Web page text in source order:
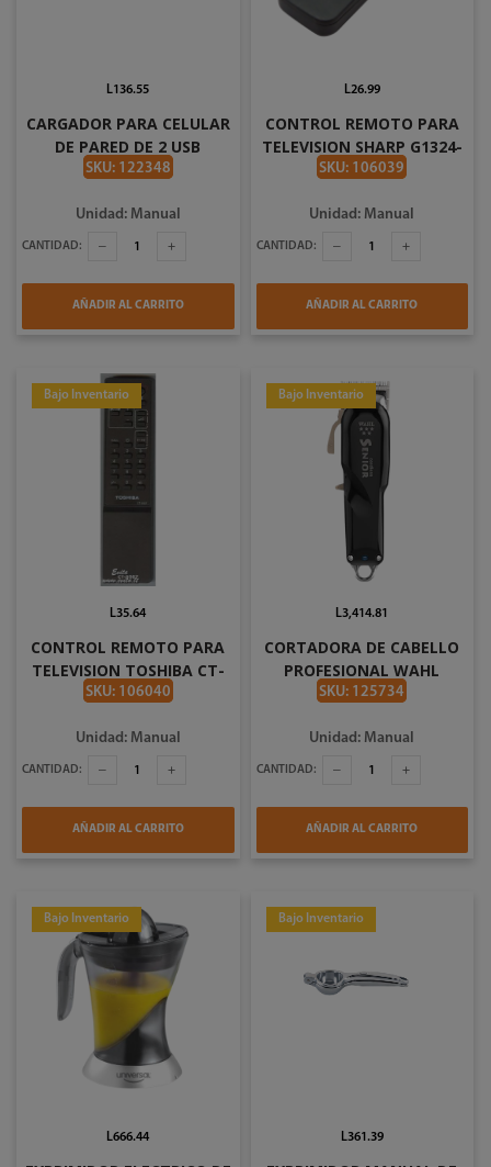
CARGADOR PARA CELULAR
DE PARED DE 2 USB
I2GWAL031
SKU: 122348
L136.55
Unidad: Manual
CANTIDAD:
AÑADIR AL CARRITO
CONTROL REMOTO PARA
TELEVISION SHARP G1324-
SA
SKU: 106039
L26.99
Unidad: Manual
CANTIDAD:
AÑADIR AL CARRITO
Bajo Inventario
CONTROL REMOTO PARA
TELEVISION TOSHIBA CT-
9507
SKU: 106040
L35.64
Unidad: Manual
CANTIDAD:
AÑADIR AL CARRITO
Bajo Inventario
CORTADORA DE CABELLO
PROFESIONAL WAHL
SENIOR 005331
SKU: 125734
L3,414.81
Unidad: Manual
CANTIDAD:
AÑADIR AL CARRITO
Bajo Inventario
L666.44
Bajo Inventario
L361.39